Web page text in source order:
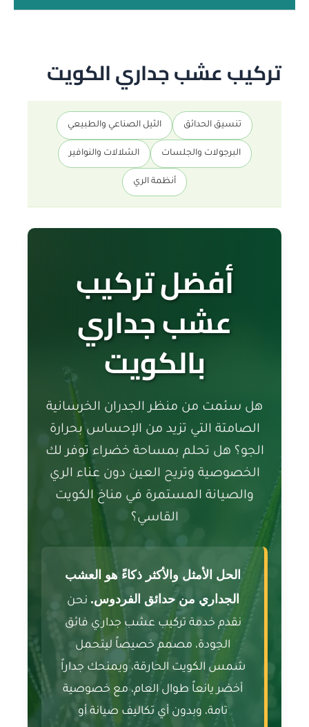
تركيب عشب جداري الكويت
تنسيق الحدائق الثيل الصناعي والطبيعي
البرجولات والجلسات الشلالات والنوافير
أنظمة الري
أفضل تركيب
عشب جداري
بالكويت
هل سئمت من منظر الجدران الخرسانية
الصامتة التي تزيد من الإحساس بحرارة
الجو؟ هل تحلم بمساحة خضراء توفر لك
الخصوصية وتريح العين دون عناء الري
والصيانة المستمرة في مناخ الكويت
القاسي؟
الحل الأمثل والأكثر ذكاءً هو العشب
الجداري من حدائق الفردوس. نحن
نقدم خدمة تركيب عشب جداري فائق
الجودة، مصمم خصيصاً ليتحمل
شمس الكويت الحارقة، ويمنحك جداراً
أخضر يانعاً طوال العام، مع خصوصية
تامة، وبدون أي تكاليف صيانة أو